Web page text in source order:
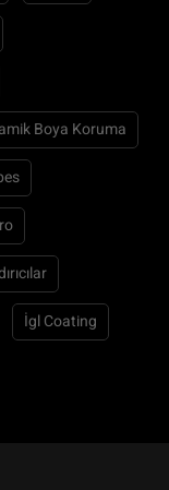
Boya Koruma
İgl Coating